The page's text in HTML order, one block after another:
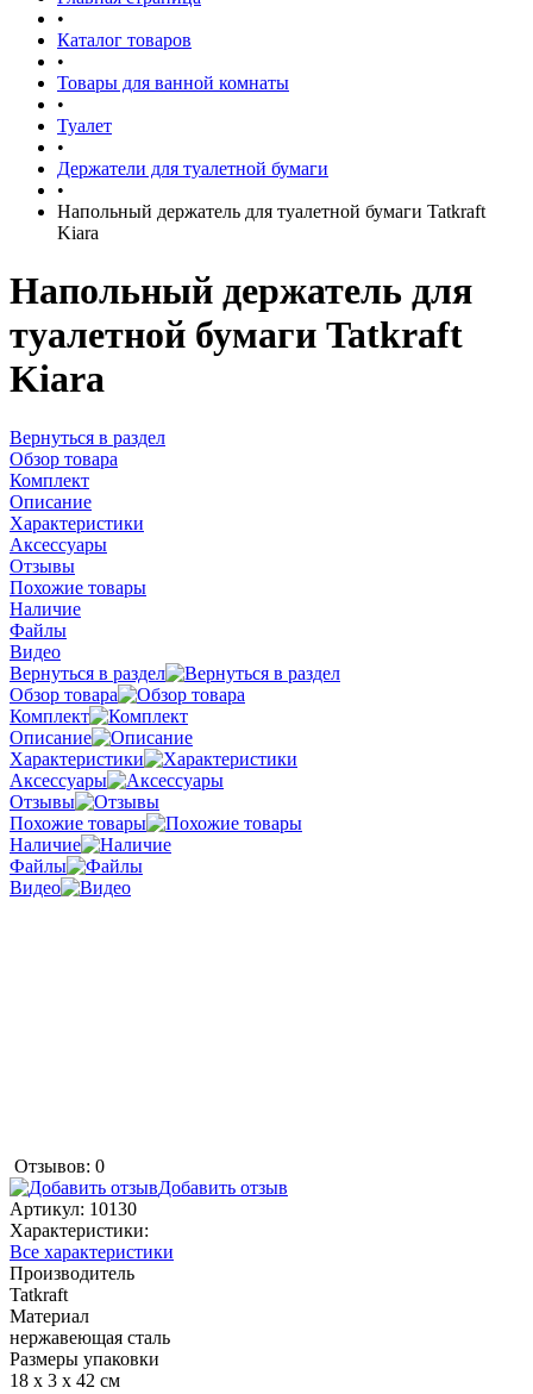
•
Каталог товаров
•
Товары для ванной комнаты
•
Туалет
•
Держатели для туалетной бумаги
•
Напольный держатель для туалетной бумаги Tatkraft
Kiara
Напольный держатель для
туалетной бумаги Tatkraft
Kiara
Вернуться в раздел
Обзор товара
Комплект
Описание
Характеристики
Аксессуары
Отзывы
Похожие товары
Наличие
Файлы
Видео
Вернуться в раздел
Обзор товара
Комплект
Описание
Характеристики
Аксессуары
Отзывы
Похожие товары
Наличие
Файлы
Видео
Отзывов: 0
Добавить отзыв
Артикул: 10130
Характеристики:
Все характеристики
Производитель
Tatkraft
Материал
нержавеющая сталь
Размеры упаковки
18 х 3 х 42 см